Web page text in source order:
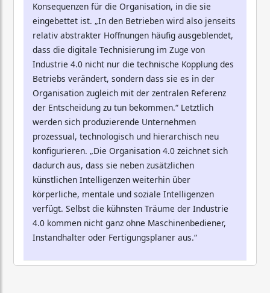
Konsequenzen für die Organisation, in die sie
eingebettet ist. „In den Betrieben wird also jenseits
relativ abstrakter Hoffnungen häufig ausgeblendet,
dass die digitale Technisierung im Zuge von
Industrie 4.0 nicht nur die technische Kopplung des
Betriebs verändert, sondern dass sie es in der
Organisation zugleich mit der zentralen Referenz
der Entscheidung zu tun bekommen.“ Letztlich
werden sich produzierende Unternehmen
prozessual, technologisch und hierarchisch neu
konfigurieren. „Die Organisation 4.0 zeichnet sich
dadurch aus, dass sie neben zusätzlichen
künstlichen Intelligenzen weiterhin über
körperliche, mentale und soziale Intelligenzen
verfügt. Selbst die kühnsten Träume der Industrie
4.0 kommen nicht ganz ohne Maschinenbediener,
Instandhalter oder Fertigungsplaner aus.“